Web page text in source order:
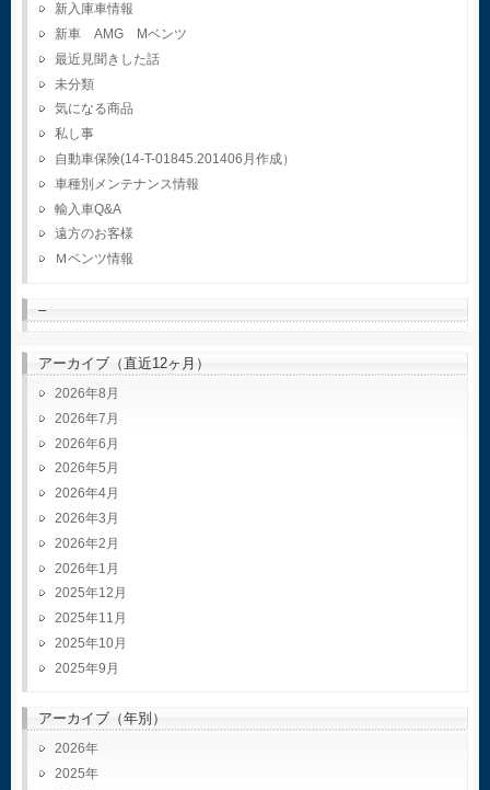
新入庫車情報
新車 AMG Mベンツ
最近見聞きした話
未分類
気になる商品
私し事
自動車保険(14-T-01845.201406月作成）
車種別メンテナンス情報
輸入車Q&A
遠方のお客様
Ｍベンツ情報
–
アーカイブ（直近12ヶ月）
2026年8月
2026年7月
2026年6月
2026年5月
2026年4月
2026年3月
2026年2月
2026年1月
2025年12月
2025年11月
2025年10月
2025年9月
アーカイブ（年別）
2026
2025